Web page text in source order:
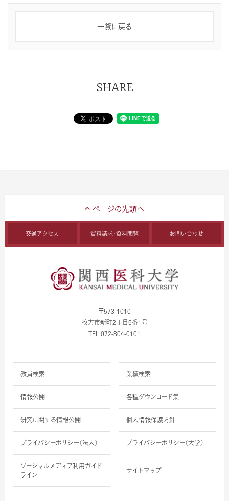
一覧に戻る
SHARE
交通アクセス 資料請求・資料閲覧 お問い合わせ
〒573-1010
枚方市新町2丁目5番1号
TEL 072-804-0101
教員検索 業績検索
情報公開 各種ダウンロード集
研究に関する情報公開 個人情報保護方針
プライバシーポリシー（法人） プライバシーポリシー（大学）
ソーシャルメディア利用ガイド
ライン
サイトマップ